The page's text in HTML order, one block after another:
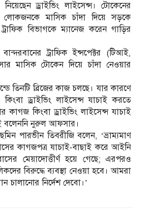
ড্রাইভিং লাই‌সেন্স। টোকেনের
লোকজনকে মাসিক চাঁদা দিয়ে সড়কে
বিভাগকে ম্যানেজ করেন গাড়ির
ট্রা‌ফিক ইন্স‌পেক্টর (‌টিআই,
মা‌সিক টো‌কে‌ন দিয়ে চাঁদা নেওয়ার
তিন‌টি ব্রিজের কাজ চল‌ছে। যার কার‌ণে
ড্রাইভিং লাইসেন্স যাচাই কর‌তে
কাগজ কিংবা ড্রাইভিং লাইসেন্স যাচাই
বলেননি নুরুল আফসার।
পারভীন তিবরীজি ব‌লেন, ‘ভ্রাম্যমাণ
কাগজপত্র যাচাই-বাছাই‌ করে আইনি
মেয়াদোত্তীর্ণ হয়ে গেছে; এরপরও
বিরুদ্ধে ব্যবস্থা নেওয়া হবে। আমরা
চালানোর নির্দেশ দেবো।’